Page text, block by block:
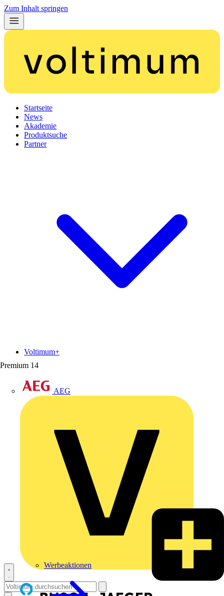
Zum Inhalt springen
Startseite
News
Akademie
Produktsuche
Partner
Premium 14
AEG
Voltimum+
Werbeaktionen